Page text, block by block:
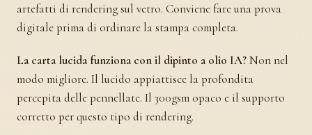
artefatti di rendering sul vetro. Conviene fare una prova
digitale prima di ordinare la stampa completa.
La carta lucida funziona con il dipinto a olio IA?Non nel
modo migliore. Il lucido appiattisce la profondita
percepita delle pennellate. Il 300gsm opaco e il supporto
corretto per questo tipo di rendering.